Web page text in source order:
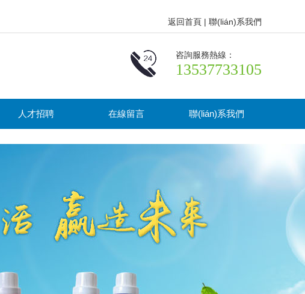
返回首頁 | 聯(lián)系我們
咨詢服務熱線：
13537733105
人才招聘 在線留言 聯(lián)系我們